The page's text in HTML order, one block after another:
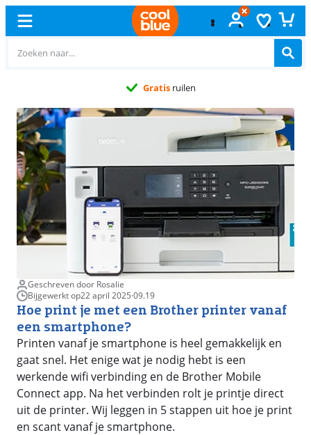
Gratis ruilen
Geschreven door Rosalie
Bijgewerkt op22 april 2025·09.19
Hoe print je met een Brother printer vanaf
een smartphone?
Printen vanaf je smartphone is heel gemakkelijk en
gaat snel. Het enige wat je nodig hebt is een
werkende wifi verbinding en de Brother Mobile
Connect app. Na het verbinden rolt je printje direct
uit de printer. Wij leggen in 5 stappen uit hoe je print
en scant vanaf je smartphone.